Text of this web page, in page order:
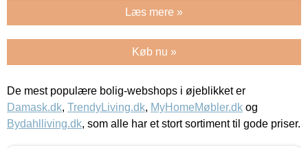
Læs mere »
Køb nu »
De mest populære bolig-webshops i øjeblikket er
Damask.dk, TrendyLiving.dk, MyHomeMøbler.dk og
Bydahlliving.dk, som alle har et stort sortiment til gode priser.